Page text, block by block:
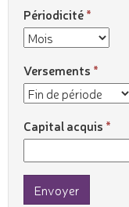
Périodicité
Versements
Capital acquis
Envoyer